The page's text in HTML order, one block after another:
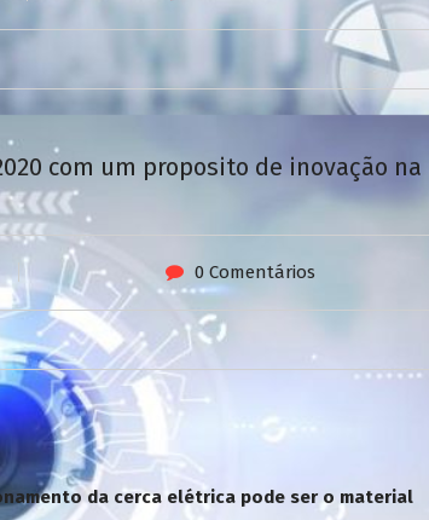
com um proposito de inovação na
0 Comentários
da cerca elétrica pode ser o material